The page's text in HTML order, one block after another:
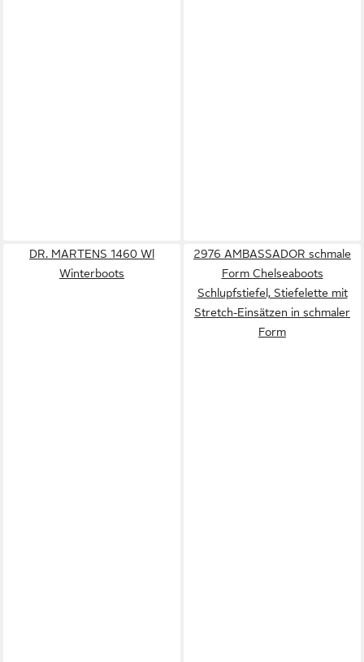
DR. MARTENS 1460 Wl
Winterboots
2976 AMBASSADOR schmale
Form Chelseaboots
Schlupfstiefel, Stiefelette mit
Stretch-Einsätzen in schmaler
Form